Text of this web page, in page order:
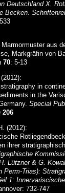
Deutschland X.
Becken.
aus
Markgräfin von
70: 5-13
in
in the
Special
206
(2012):
ihrer
Lützner & G.
Perm-Trias):
1:
732-747